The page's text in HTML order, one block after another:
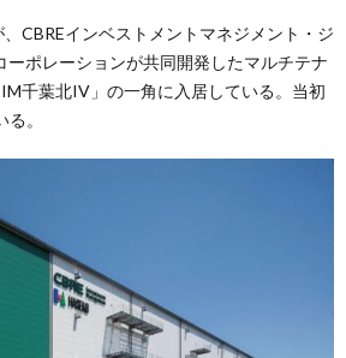
CBREインベストメントマネジメント・ジ
ーポレーションが共同開発したマルチテナ
千葉北IV」の一角に入居している。当初
。